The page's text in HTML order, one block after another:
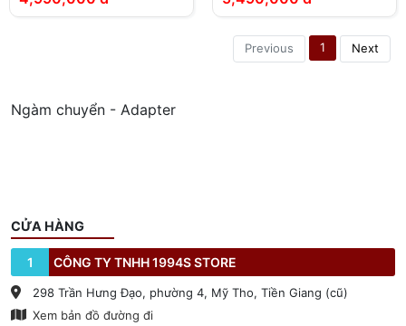
Previous 1 Next
Ngàm chuyển - Adapter
CỬA HÀNG
1 CÔNG TY TNHH 1994S STORE
298 Trần Hưng Đạo, phường 4, Mỹ Tho, Tiền Giang (cũ)
Xem bản đồ đường đi